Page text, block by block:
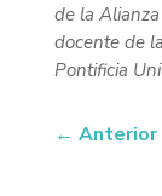
de la
docente de
Pontificia
← Anterior